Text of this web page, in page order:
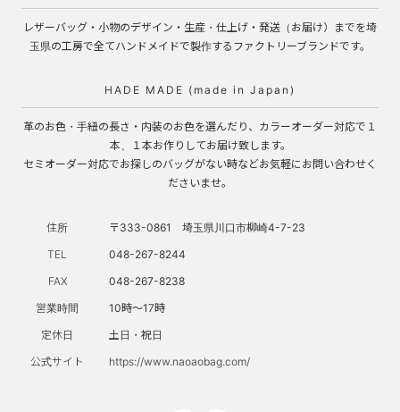
レザーバッグ・小物のデザイン・生産・仕上げ・発送（お届け）までを埼
玉県の工房で全てハンドメイドで製作するファクトリーブランドです。
HADE MADE (made in Japan)
革のお色・手紐の長さ・内装のお色を選んだり、カラーオーダー対応で１
本、１本お作りしてお届け致します。
セミオーダー対応でお探しのバッグがない時などお気軽にお問い合わせく
ださいませ。
住所
〒333-0861 埼玉県川口市柳崎4-7-23
TEL
048-267-8244
FAX
048-267-8238
営業時間
10時～17時
定休日
土日・祝日
公式サイト
https://www.naoaobag.com/